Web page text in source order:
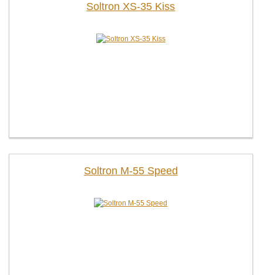
Soltron XS-35 Kiss
Soltron M-55 Speed